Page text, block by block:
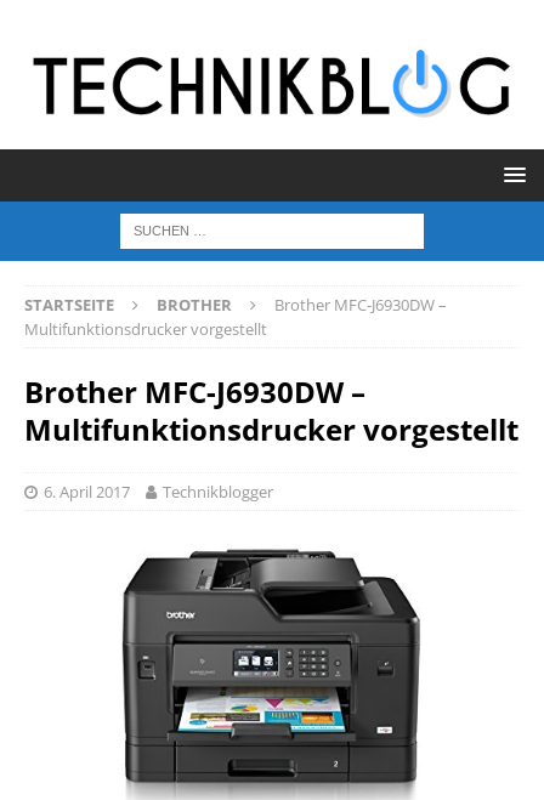
STARTSEITE BROTHER
Brother MFC-J6930DW –
Multifunktionsdrucker vorgestellt
Brother MFC-J6930DW –
Multifunktionsdrucker vorgestellt
6. April 2017 Technikblogger